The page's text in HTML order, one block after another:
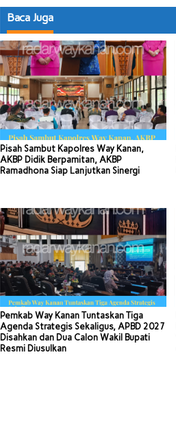
Baca Juga
Pisah Sambut Kapolres Way Kanan,
AKBP Didik Berpamitan, AKBP
Ramadhona Siap Lanjutkan Sinergi
Pemkab Way Kanan Tuntaskan Tiga
Agenda Strategis Sekaligus, APBD 2027
Disahkan dan Dua Calon Wakil Bupati
Resmi Diusulkan